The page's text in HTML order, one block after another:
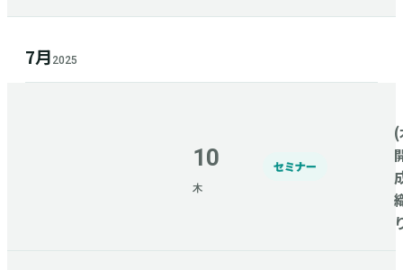
7月 2025
10
木
セミナー